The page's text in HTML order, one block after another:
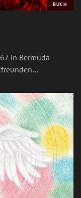
BUCH
in Bermuda